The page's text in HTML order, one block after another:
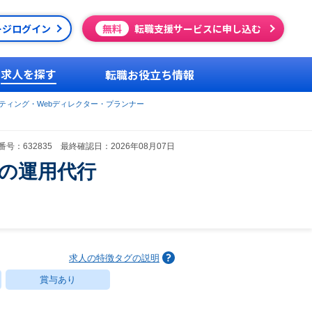
ログイン 無料 転職支援サービスに申し込む
求人を探す 転職お役立ち情報
ィング・Webディレクター・プランナー
号：632835 最終確認日：2026年08月07日
運用代行
求人の特徴タグの説明
賞与あり